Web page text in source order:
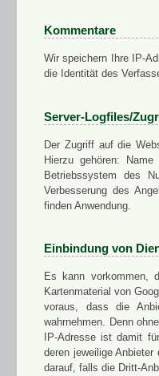
Kommentare
Wir speichern Ihre IP-
die Identität des
Server-Logfiles/
Der Zugriff auf die
Hierzu gehören:
Betriebssystem des
Verbesserung des
finden Anwendung.
Einbindung von
Es kann vorkommen,
Kartenmaterial von
voraus, dass die
wahrnehmen. Denn
IP-Adresse ist damit
deren jeweilige
darauf, falls die Dritt-